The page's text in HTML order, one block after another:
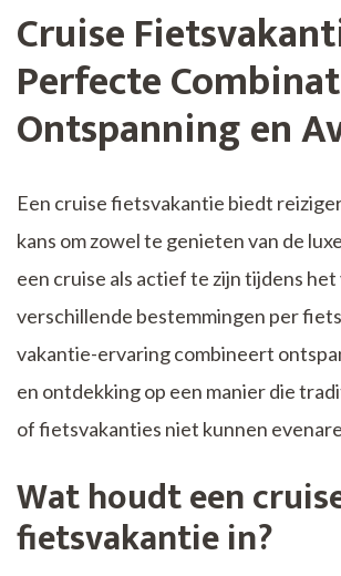
Cruise
Perfecte
Ontspanning en
Een cruise fietsvakantie biedt
kans om zowel te genieten van de
een cruise als actief te zijn tijdens
verschillende bestemmingen per
vakantie-ervaring combineert
en ontdekking op een manier die
of fietsvakanties niet kunnen
Wat houdt een
fietsvakantie in?